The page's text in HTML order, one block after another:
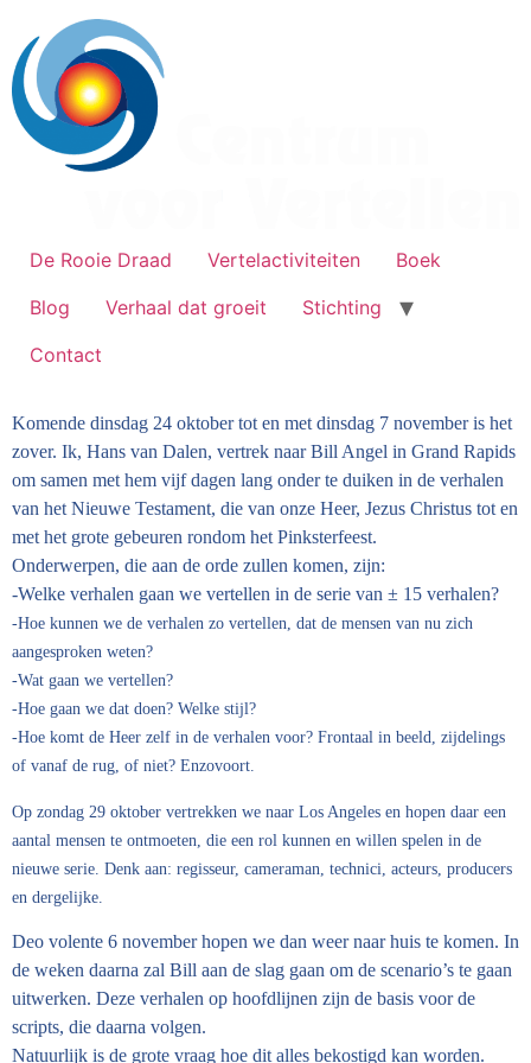
De Rooie Draad Vertelactiviteiten
Boek
Blog
Verhaal dat groeit
Stichting
Contact
Komende dinsdag 24 oktober tot en met dinsdag 7 november is het
zover. Ik, Hans van Dalen, vertrek naar Bill Angel in Grand Rapids
om samen met hem vijf dagen lang onder te duiken in de verhalen
van het Nieuwe Testament, die van onze Heer, Jezus Christus tot en
met het grote gebeuren rondom het Pinksterfeest.
Onderwerpen, die aan de orde zullen komen, zijn:
-Welke verhalen gaan we vertellen in de serie van ± 15 verhalen?
-Hoe kunnen we de verhalen zo vertellen, dat de mensen van nu zich
aangesproken weten?
-Wat gaan we vertellen?
-Hoe gaan we dat doen? Welke stijl?
-Hoe komt de Heer zelf in de verhalen voor? Frontaal in beeld, zijdelings
of vanaf de rug, of niet? Enzovoort.
Op zondag 29 oktober vertrekken we naar Los Angeles en hopen daar een
aantal mensen te ontmoeten, die een rol kunnen en willen spelen in de
nieuwe serie. Denk aan: regisseur, cameraman, technici, acteurs, producers
en dergelijke.
Deo volente 6 november hopen we dan weer naar huis te komen. In
de weken daarna zal Bill aan de slag gaan om de scenario’s te gaan
uitwerken. Deze verhalen op hoofdlijnen zijn de basis voor de
scripts, die daarna volgen.
Natuurlijk is de grote vraag hoe dit alles bekostigd kan worden.